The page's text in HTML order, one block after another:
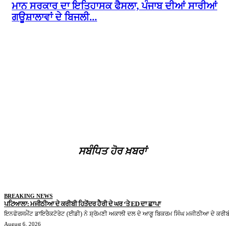
ਮਾਨ ਸਰਕਾਰ ਦਾ ਇਤਿਹਾਸਕ ਫੈਸਲਾ, ਪੰਜਾਬ ਦੀਆਂ ਸਾਰੀਆਂ
ਗਊਸ਼ਾਲਾਵਾਂ ਦੇ ਬਿਜਲੀ...
ਸਬੰਧਿਤ ਹੋਰ ਖ਼ਬਰਾਂ
BREAKING NEWS
ਪਟਿਆਲਾ: ਮਜੀਠੀਆ ਦੇ ਕਰੀਬੀ ਹਿਤੇਂਦਰ ਹੈਰੀ ਦੇ ਘਰ ‘ਤੇ ED ਦਾ ਛਾਪਾ
ਇਨਫੋਰਸਮੈਂਟ ਡਾਇਰੈਕਟੋਰੇਟ (ਈਡੀ) ਨੇ ਸ਼੍ਰੋਮਣੀ ਅਕਾਲੀ ਦਲ ਦੇ ਆਗੂ ਬਿਕਰਮ ਸਿੰਘ ਮਜੀਠੀਆ ਦੇ
August 6, 2026